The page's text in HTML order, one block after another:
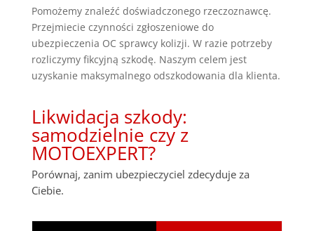
Pomożemy znaleźć doświadczonego rzeczoznawcę.
Przejmiecie czynności zgłoszeniowe do
ubezpieczenia OC sprawcy kolizji. W razie potrzeby
rozliczymy fikcyjną szkodę. Naszym celem jest
uzyskanie maksymalnego odszkodowania dla klienta.
Likwidacja szkody:
samodzielnie czy z
MOTOEXPERT?
Porównaj, zanim ubezpieczyciel zdecyduje za
Ciebie.